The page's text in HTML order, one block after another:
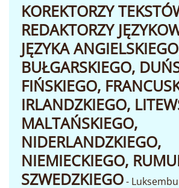
KOREKTORZY
REDAKTORZY
JĘZYKA
BUŁGARSKIEGO,
FIŃSKIEGO,
IRLANDZKIEGO,
MALTAŃSKIEGO,
NIDERLANDZKIEGO,
NIEMIECKIEGO,
SZWEDZKIEGO-